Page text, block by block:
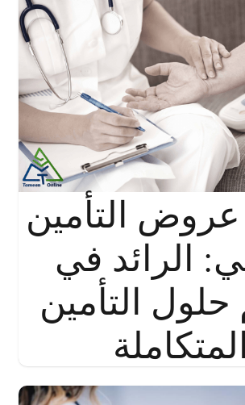
التأمين
الرائد في
حلول التأمين
المتكاملة